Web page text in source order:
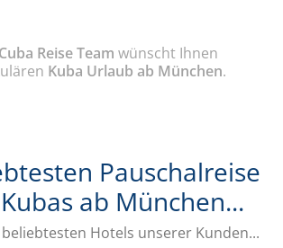
Reise Team wünscht Ihnen
Kuba Urlaub ab München.
Pauschalreise
ab München...
Hotels unserer Kunden...